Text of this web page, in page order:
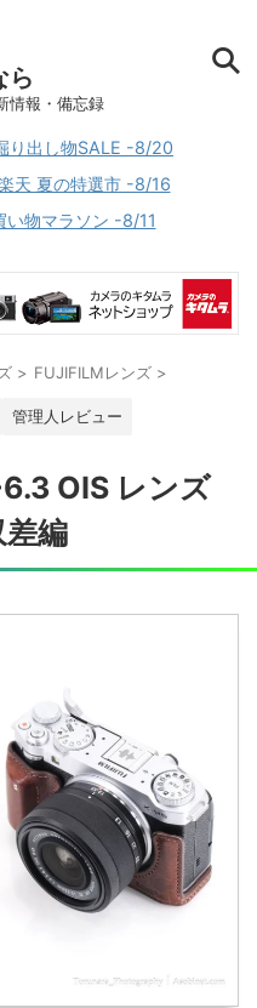
ら
情報・備忘録
り出し物SALE -8/20
天 夏の特選市 -8/16
い物マラソン -8/11
> FUJIFILMレンズ >
管理人レビュー
OIS レンズ
編